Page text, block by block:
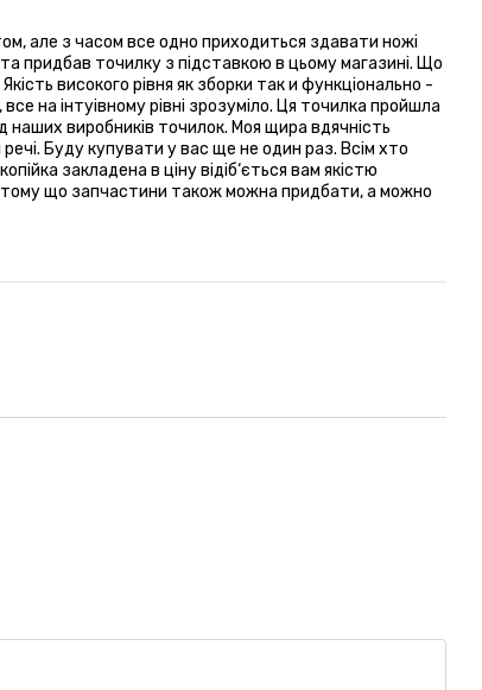
але з часом все одно приходиться здавати ножі
придбав точилку з підставкою в цьому магазині. Що
високого рівня як зборки так и функціонально -
на інтуівному рівні зрозуміло. Ця точилка пройшла
виробників точилок. Моя щира вдячність
Буду купувати у вас ще не один раз. Всім хто
закладена в ціну відіб‘ється вам якістю
що запчастини також можна придбати, а можно